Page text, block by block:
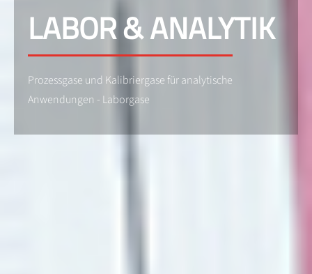
LABOR & ANALYTIK
Prozessgase und Kalibriergase für analytische
Anwendungen - Laborgase